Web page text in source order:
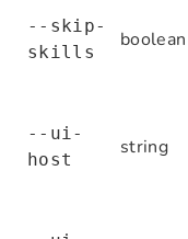
--skip-
skills
boolean
--ui-
host
string